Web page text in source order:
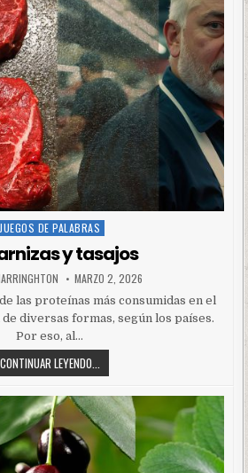
Posted
JUEGOS DE PALABRAS
y tasajos
MARZO 2, 2026
las proteínas más consumidas en el
diversas formas, según los países.
Por eso, al…
CONTINUAR LEYENDO...